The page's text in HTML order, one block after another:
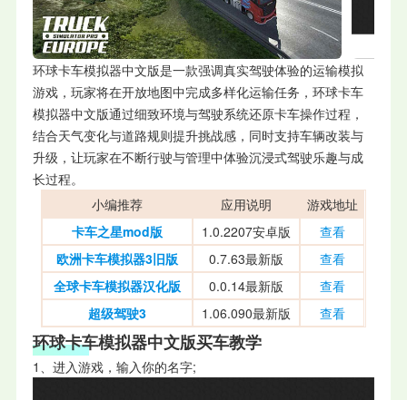
环球卡车模拟器中文版是一款强调真实驾驶体验的运输模拟
游戏，玩家将在开放地图中完成多样化运输任务，环球卡车
模拟器中文版通过细致环境与驾驶系统还原卡车操作过程，
结合天气变化与道路规则提升挑战感，同时支持车辆改装与
升级，让玩家在不断行驶与管理中体验沉浸式驾驶乐趣与成
长过程。
小编推荐
应用说明
游戏地址
卡车之星mod版
1.0.2207安卓版
查看
欧洲卡车模拟器3旧版
0.7.63最新版
查看
全球卡车模拟器汉化版
0.0.14最新版
查看
超级驾驶3
1.06.090最新版 查看
环球卡车模拟器中文版买车教学
1、进入游戏，输入你的名字;